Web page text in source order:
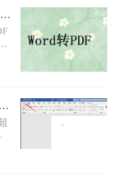
Word怎么转换pdf？这三种常见转换方法尝试下！
word转pdf怎么转换？试试这几种方法超实用！